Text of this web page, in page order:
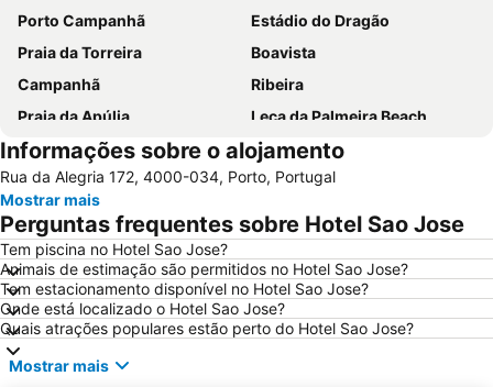
Porto Campanhã
Estádio do Dragão
Praia da Torreira
Boavista
Campanhã
Ribeira
Praia da Apúlia
Leça da Palmeira Beach
Parque aquático de Amarante
Pavilhão Multiusos Gondomar
Praia do Furadouro
Cais de Gaia
Magikland
Pavilhão Rosa Mota
Norteshopping
Rua Santa Catarina
Baixa
Centro Histórico do Porto
Casa da Música
Parque & Zoo Santo Inácio
Estação São Bento
Aver-o-Mar Beach
Europarque
Informações sobre o alojamento
Rua da Alegria 172, 4000-034, Porto, Portugal
Mostrar mais
Perguntas frequentes sobre Hotel Sao Jose
Tem piscina no Hotel Sao Jose?
Animais de estimação são permitidos no Hotel Sao Jose?
Tem estacionamento disponível no Hotel Sao Jose?
Onde está localizado o Hotel Sao Jose?
Quais atrações populares estão perto do Hotel Sao Jose?
Mostrar mais